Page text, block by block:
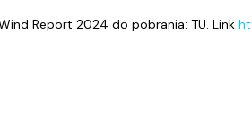
Report 2024 do pobrania: TU. Link